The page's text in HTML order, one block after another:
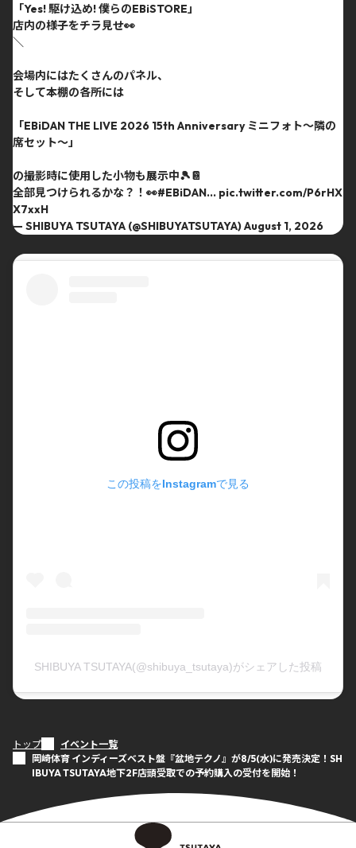
トップ
イベント一覧
岡崎体育 インディーズベスト盤『盆地テクノ』が8/5(水)に発売決定！SH
IBUYA TSUTAYA地下2F店頭受取での予約購入の受付を開始！
「Yes! 駆け込め! 僕らのEBiSTORE」
店内の様子をチラ見せ👀
＼
会場内にはたくさんのパネル、
そして本棚の各所には
「EBiDAN THE LIVE 2026 15th Anniversary ミニフォト〜隣の
席セット〜」
の撮影時に使用した小物も展示中🎾📔
全部見つけられるかな？！👀#EBiDAN… pic.twitter.com/P6rHX
X7xxH
— SHIBUYA TSUTAYA (@SHIBUYATSUTAYA)August 1, 2026
この投稿をInstagramで見る
SHIBUYA TSUTAYA(@shibuya_tsutaya)がシェアした投稿